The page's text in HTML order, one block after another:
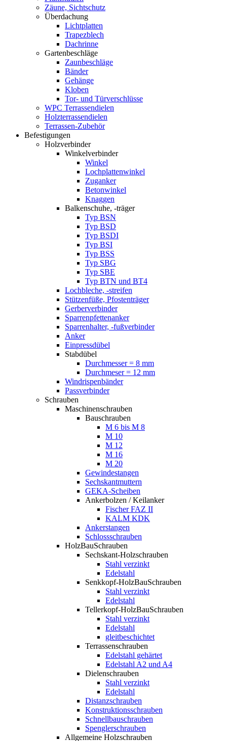
Zäune, Sichtschutz
Überdachung
Lichtplatten
Trapezblech
Dachrinne
Gartenbeschläge
Zaunbeschläge
Bänder
Gehänge
Kloben
Tor- und Türverschlüsse
WPC Terrassendielen
Holzterrassendielen
Terrassen-Zubehör
Befestigungen
Holzverbinder
Winkelverbinder
Winkel
Lochplattenwinkel
Zuganker
Betonwinkel
Knaggen
Balkenschuhe, -träger
Typ BSN
Typ BSD
Typ BSDI
Typ BSI
Typ BSS
Typ SBG
Typ SBE
Typ BTN und BT4
Lochbleche, -streifen
Stützenfüße, Pfostenträger
Gerberverbinder
Sparrenpfettenanker
Sparrenhalter, -fußverbinder
Anker
Einpressdübel
Stabdübel
Durchmesser = 8 mm
Durchmeser = 12 mm
Windrispenbänder
Passverbinder
Schrauben
Maschinenschrauben
Bauschrauben
M 6 bis M 8
M 10
M 12
M 16
M 20
Gewindestangen
Sechskantmuttern
GEKA-Scheiben
Ankerbolzen / Keilanker
Fischer FAZ II
KALM KDK
Ankerstangen
Schlossschrauben
HolzBauSchrauben
Sechskant-Holzschrauben
Stahl verzinkt
Edelstahl
Senkkopf-HolzBauSchrauben
Stahl verzinkt
Edelstahl
Tellerkopf-HolzBauSchrauben
Stahl verzinkt
Edelstahl
gleitbeschichtet
Terrassenschrauben
Edelstahl gehärtet
Edelstahl A2 und A4
Dielenschrauben
Stahl verzinkt
Edelstahl
Distanzschrauben
Konstruktionsschrauben
Schnellbauschrauben
Spenglerschrauben
Allgemeine Holzschrauben